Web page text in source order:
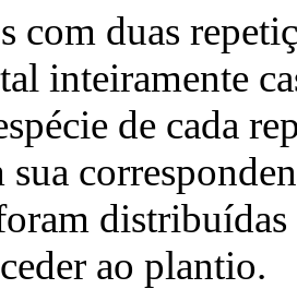
com duas
inteiramente
de cada
sua
ao plantio.